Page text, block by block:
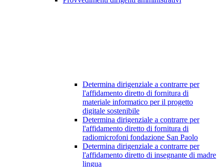
Determina dirigenziale a contrarre per
l'affidamento diretto di fornitura di
materiale informatico per il progetto
digitale sostenibile
Determina dirigenziale a contrarre per
l'affidamento diretto di fornitura di
radiomicrofoni fondazione San Paolo
Determina dirigenziale a contrarre per
l'affidamento diretto di insegnante di madre
lingua